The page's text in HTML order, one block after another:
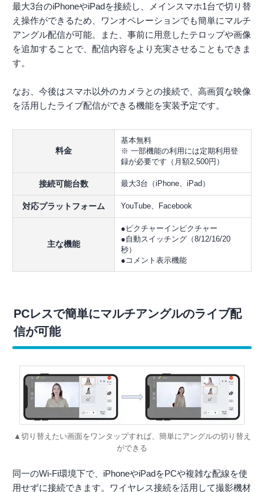
最大3台のiPhoneやiPadを接続し、メインスマホ1台で切り替
え操作ができるため、ワンオペレーションでも簡単にマルチ
アングル配信が可能。また、事前に用意したテロップや画像
を追加することで、配信内容をより充実させることもできま
す。
なお、今後はスマホ以外のカメラとの接続で、高画質な映像
を活用したライブ配信ができる機能を実装予定です。
料金
基本無料
※ 一部機能の利用には定期利用登
録が必要です（月額2,500円）
接続可能台数 最大3台（iPhone、iPad）
対応プラットフォーム YouTube、Facebook
主な機能
●ピクチャーインピクチャー
●自動スイッチング（8/12/16/20
秒）
●コメント表示機能
PCレスで簡単にマルチアングルのライブ配
信が可能
▲切り替えたい画面をワンタップすれば、簡単にアングルの切り替え
ができる
同一のWi-Fi環境下で、iPhoneやiPadをPCや複雑な配線を使
用せずに接続できます。ワイヤレス接続を活用して撮影機材